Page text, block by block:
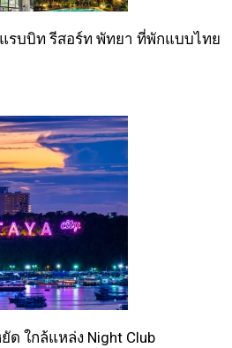
แรบบิท รีสอร์ท พัทยา ที่พักแบบไทย
ใกล้แหล่ง Night Club